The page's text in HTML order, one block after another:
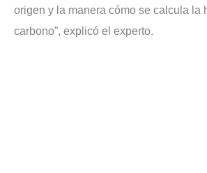
origen y la manera cómo se calcula la
carbono”, explicó el experto.